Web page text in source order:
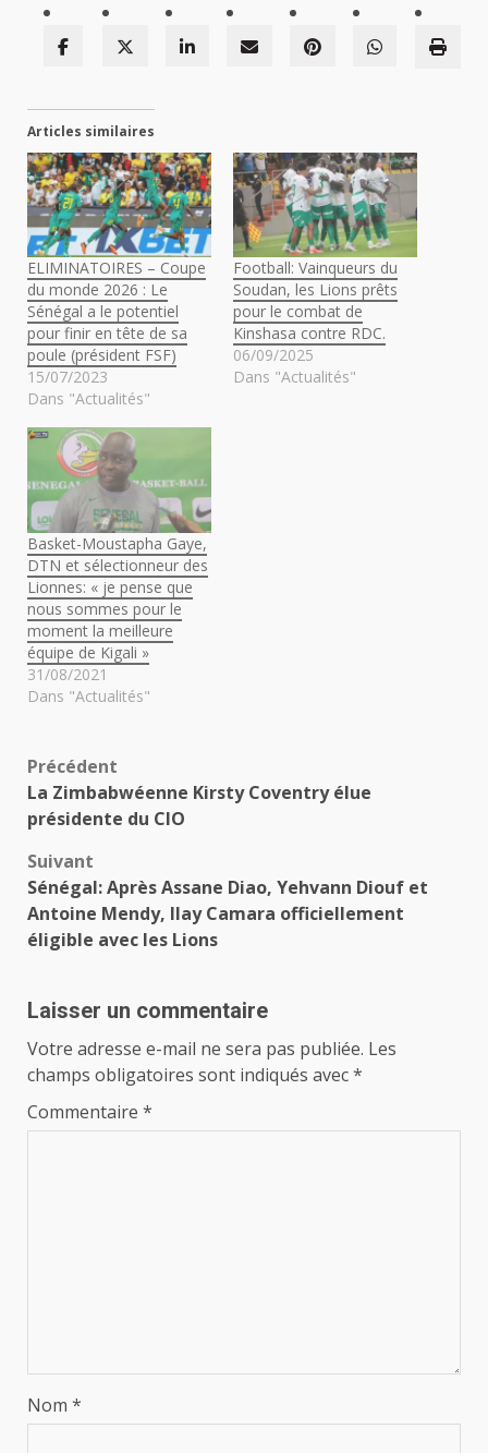
Articles similaires
ELIMINATOIRES – Coupe
du monde 2026 : Le
Sénégal a le potentiel
pour finir en tête de sa
poule (président FSF)
15/07/2023
Dans "Actualités"
Football: Vainqueurs du
Soudan, les Lions prêts
pour le combat de
Kinshasa contre RDC.
06/09/2025
Dans "Actualités"
Basket-Moustapha Gaye,
DTN et sélectionneur des
Lionnes: « je pense que
nous sommes pour le
moment la meilleure
équipe de Kigali »
31/08/2021
Dans "Actualités"
Navigation
d’article
Précédent
La Zimbabwéenne Kirsty Coventry élue
présidente du CIO
Suivant
Sénégal: Après Assane Diao, Yehvann Diouf et
Antoine Mendy, Ilay Camara officiellement
éligible avec les Lions
Laisser un commentaire
Votre adresse e-mail ne sera pas publiée. Les
champs obligatoires sont indiqués avec*
Commentaire *
Nom *